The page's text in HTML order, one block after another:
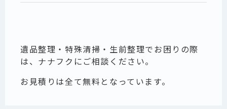
遺品整理・特殊清掃・生前整理でお困りの際
は、ナナフクにご相談ください。
お見積りは全て無料となっています。